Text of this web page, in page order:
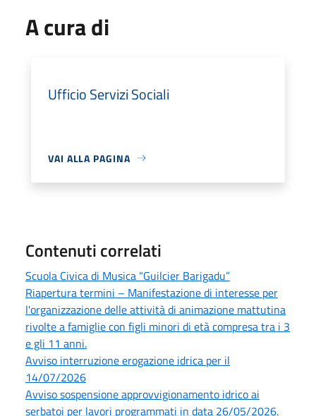
A cura di
Ufficio Servizi Sociali
VAI ALLA PAGINA
Contenuti correlati
Scuola Civica di Musica “Guilcier Barigadu”
Riapertura termini – Manifestazione di interesse per
l'organizzazione delle attività di animazione mattutina
rivolte a famiglie con figli minori di età compresa tra i 3
e gli 11 anni.
Avviso interruzione erogazione idrica per il
14/07/2026
Avviso sospensione approvvigionamento idrico ai
serbatoi per lavori programmati in data 26/05/2026.